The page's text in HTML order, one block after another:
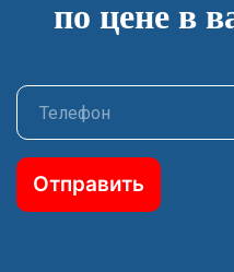
по цене в
Отправить